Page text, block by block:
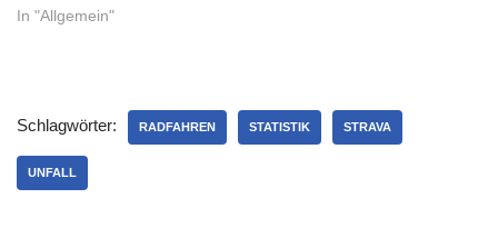
Ostsee verbracht haben.
meines Kollegen Nick…
In "Allgemein"
Schlagwörter: RADFAHREN STATISTIK STRAVA
UNFALL